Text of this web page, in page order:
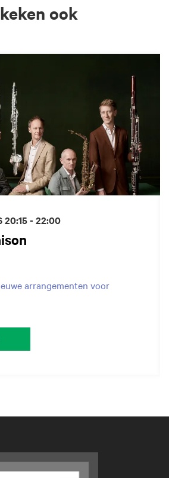
ook
arrangementen voor
20:15 - 22:00